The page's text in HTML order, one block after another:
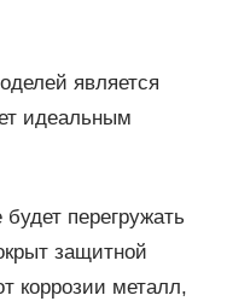
является
идеальным
перегружать
защитной
коррозии металл,